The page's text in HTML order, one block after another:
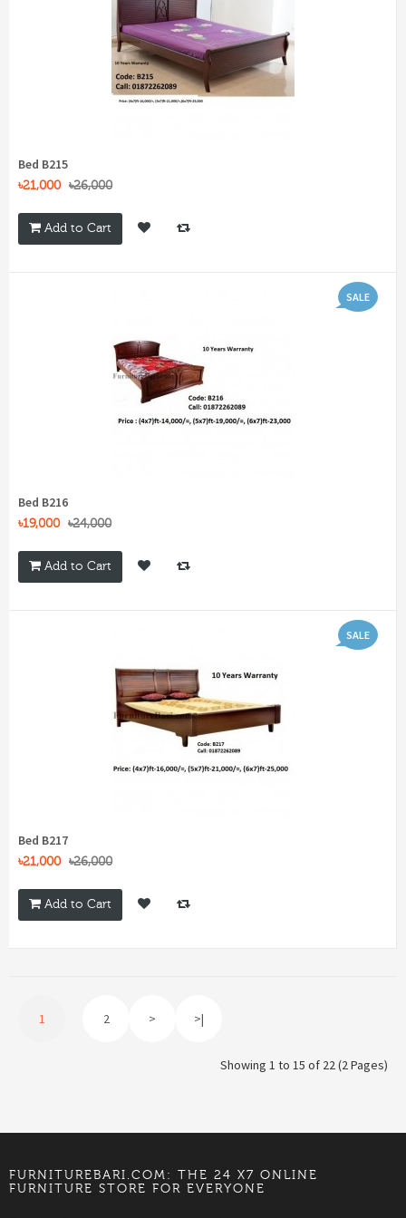
Bed B215
৳21,000 ৳26,000
Add to Cart
SALE
Bed B216
৳19,000 ৳24,000
Add to Cart
SALE
Bed B217
৳21,000 ৳26,000
Add to Cart
1 2 > >|
Showing 1 to 15 of 22 (2 Pages)
FURNITUREBARI.COM: THE 24 X7 ONLINE
FURNITURE STORE FOR EVERYONE